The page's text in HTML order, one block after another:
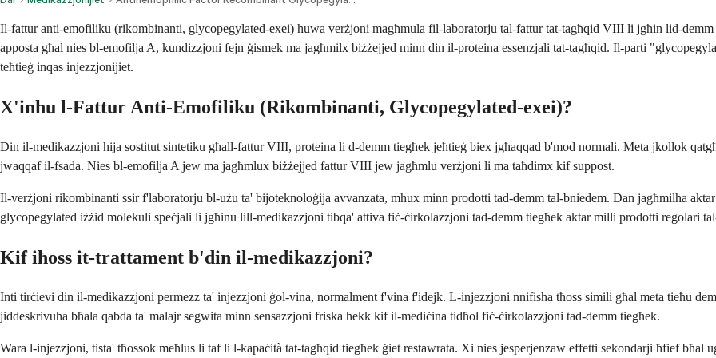
Il-fattur anti-emofiliku (rikombinanti, glycopegylated-exei) huwa verżjoni magħmula fil-laboratorju tal-fattur tat-tagħqid VIII li jgħin lid-
apposta għal nies bl-emofilja A, kundizzjoni fejn ġismek ma jagħmilx biżżejjed minn din il-proteina essenzjali tat-tagħqid. Il-parti
teħtieġ inqas injezzjonijiet.
X'inhu l-Fattur Anti-Emofiliku (Rikombinanti, Glycopegylated-exei)?
Din il-medikazzjoni hija sostitut sintetiku għall-fattur VIII, proteina li d-demm tiegħek jeħtieġ biex jgħaqqad b'mod normali. Meta jkollok
jwaqqaf il-fsada. Nies bl-emofilja A jew ma jagħmlux biżżejjed fattur VIII jew jagħmlu verżjoni li ma taħdimx kif suppost.
Il-verżjoni rikombinanti ssir f'laboratorju bl-użu ta' bijoteknoloġija avvanzata, mhux minn prodotti tad-demm tal-bniedem. Dan jagħmilha
glycopegylated iżżid molekuli speċjali li jgħinu lill-medikazzjoni tibqa' attiva fiċ-ċirkolazzjoni tad-demm tiegħek aktar milli prodotti regolari
Kif iħoss it-trattament b'din il-medikazzjoni?
Inti tirċievi din il-medikazzjoni permezz ta' injezzjoni ġol-vina, normalment f'vina f'idejk. L-injezzjoni nnifisha tħoss simili għal meta tieħu
jiddeskrivuha bħala qabda ta' malajr segwita minn sensazzjoni friska hekk kif il-mediċina tidħol fiċ-ċirkolazzjoni tad-demm tiegħek.
Wara l-injezzjoni, tista' tħossok meħlus li taf li l-kapaċità tat-tagħqid tiegħek ġiet restawrata. Xi nies jesperjenzaw effetti sekondarji ħfief bħal